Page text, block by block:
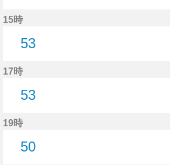
15時
53
17時
53
19時
50